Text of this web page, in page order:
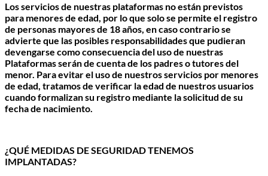
Los servicios de nuestras plataformas no están previstos
para menores de edad, por lo que solo se permite el registro
de personas mayores de 18 años, en caso contrario se
advierte que las posibles responsabilidades que pudieran
devengarse como consecuencia del uso de nuestras
Plataformas serán de cuenta de los padres o tutores del
menor. Para evitar el uso de nuestros servicios por menores
de edad, tratamos de verificar la edad de nuestros usuarios
cuando formalizan su registro mediante la solicitud de su
fecha de nacimiento.
¿QUÉ MEDIDAS DE SEGURIDAD TENEMOS
IMPLANTADAS?